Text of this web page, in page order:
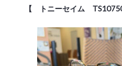
【 トニーセイム